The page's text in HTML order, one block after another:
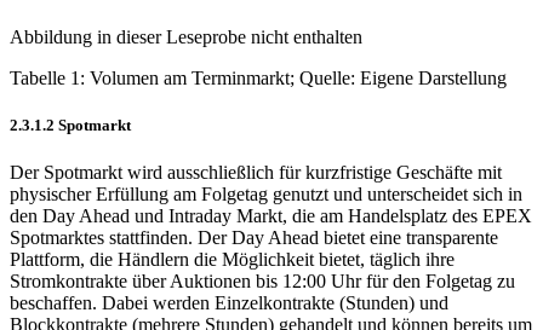
Abbildung in dieser Leseprobe nicht enthalten
Tabelle 1: Volumen am Terminmarkt; Quelle: Eigene Darstellung
2.3.1.2 Spotmarkt
Der Spotmarkt wird ausschließlich für kurzfristige Geschäfte mit
physischer Erfüllung am Folgetag genutzt und unterscheidet sich in
den Day Ahead und Intraday Markt, die am Handelsplatz des EPEX
Spotmarktes stattfinden. Der Day Ahead bietet eine transparente
Plattform, die Händlern die Möglichkeit bietet, täglich ihre
Stromkontrakte über Auktionen bis 12:00 Uhr für den Folgetag zu
beschaffen. Dabei werden Einzelkontrakte (Stunden) und
Blockkontrakte (mehrere Stunden) gehandelt und können bereits um